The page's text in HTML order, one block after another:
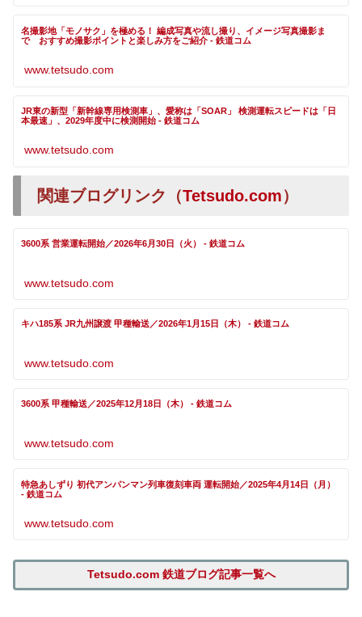
名撮影地「モノサク」を極める！ 編成写真や流し撮り、イメージ写真撮影ま
で おすすめ撮影ポイントと楽しみ方をご紹介 - 鉄道コム
www.tetsudo.com
JR東の新型「新幹線専用検測車」、愛称は「SOAR」 検測運転スピードは「日
本最速」、2029年度中に検測開始 - 鉄道コム
www.tetsudo.com
関連ブログリンク（Tetsudo.com）
3600系 営業運転開始／2026年6月30日（火） - 鉄道コム
www.tetsudo.com
キハ185系 JR九州譲渡 甲種輸送／2026年1月15日（木） - 鉄道コム
www.tetsudo.com
3600系 甲種輸送／2025年12月18日（木） - 鉄道コム
www.tetsudo.com
特急あしずり 初代アンパンマン列車復刻車両 運転開始／2025年4月14日（月）
- 鉄道コム
www.tetsudo.com
Tetsudo.com 鉄道ブログ記事一覧へ